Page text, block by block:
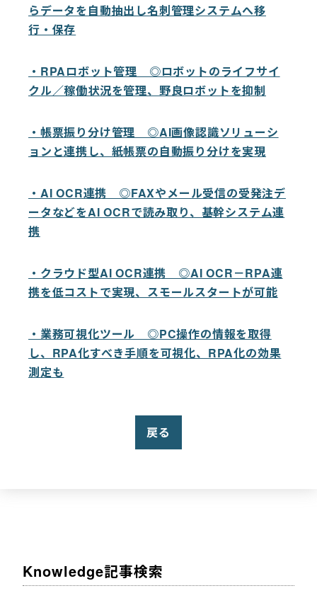
らデータを自動抽出し名刺管理システムへ移
行・保存
・RPAロボット管理 ◎ロボットのライフサイ
クル／稼働状況を管理、野良ロボットを抑制
・帳票振り分け管理 ◎AI画像認識ソリューシ
ョンと連携し、紙帳票の自動振り分けを実現
・AI OCR連携 ◎FAXやメール受信の受発注デ
ータなどをAI OCRで読み取り、基幹システム連
携
・クラウド型AI OCR連携 ◎AI OCR－RPA連
携を低コストで実現、スモールスタートが可能
・業務可視化ツール ◎PC操作の情報を取得
し、RPA化すべき手順を可視化、RPA化の効果
測定も
戻る
Knowledge記事検索